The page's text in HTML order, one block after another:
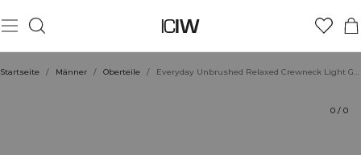
Startseite / Männer / Oberteile / Everyday Unbrushed Relaxed Crewneck Light Greige
0 / 0